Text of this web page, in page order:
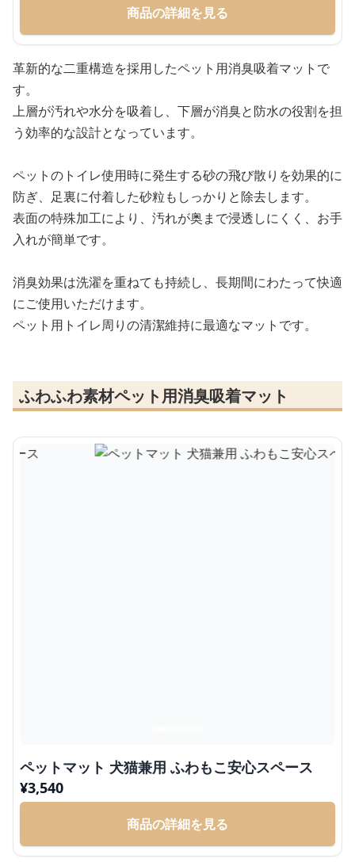
商品の詳細を見る
革新的な二重構造を採用したペット用消臭吸着マットで
す。
上層が汚れや水分を吸着し、下層が消臭と防水の役割を担
う効率的な設計となっています。
ペットのトイレ使用時に発生する砂の飛び散りを効果的に
防ぎ、足裏に付着した砂粒もしっかりと除去します。
表面の特殊加工により、汚れが奥まで浸透しにくく、お手
入れが簡単です。
消臭効果は洗濯を重ねても持続し、長期間にわたって快適
にご使用いただけます。
ペット用トイレ周りの清潔維持に最適なマットです。
ふわふわ素材ペット用消臭吸着マット
ペットマット 犬猫兼用 ふわもこ安心スペース
¥3,540
商品の詳細を見る